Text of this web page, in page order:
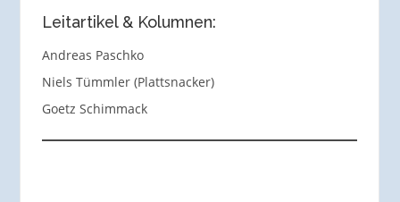
Leitartikel & Kolumnen:
Andreas Paschko
Niels Tümmler (Plattsnacker)
Goetz Schimmack